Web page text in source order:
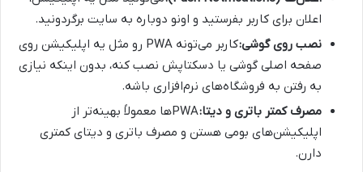
اعلان برای کاربر بفرستید و اونو دوباره به سایت برگردونید.
نصب روی گوشی:
کاربر می‌تونه PWA رو مثل یه اپلیکیشن روی
صفحه اصلی گوشی یا دسکتاپش نصب کنه، بدون اینکه نیازی
به رفتن به فروشگاه‌های نرم‌افزاری باشه.
مصرف کمتر باتری و دیتا:
PWAها معمولاً بهینه‌تر از
اپلیکیشن‌های بومی هستن و مصرف باتری و دیتای کمتری
دارن.